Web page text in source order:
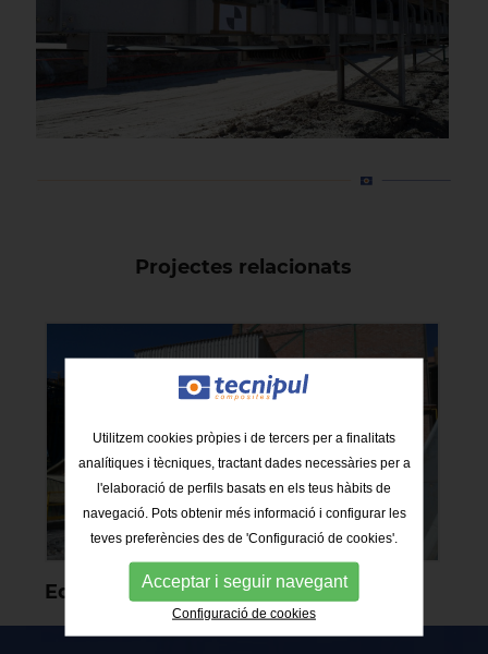
Projectes relacionats
Edifici amb estructura de PRFV
Utilitzem cookies pròpies i de tercers per a finalitats
analítiques i tècniques, tractant dades necessàries per a
l'elaboració de perfils basats en els teus hàbits de
navegació. Pots obtenir més informació i configurar les
teves preferències des de 'Configuració de cookies'.
Acceptar i seguir navegant
Configuració de cookies